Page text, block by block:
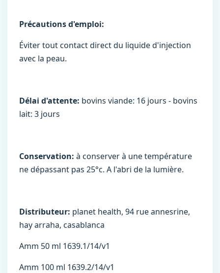
Précautions d'emploi:
Éviter tout contact direct du liquide d'injection
avec la peau.
Délai d'attente: bovins viande: 16 jours - bovins
lait: 3 jours
Conservation: à conserver à une température
ne dépassant pas 25°c. A l'abri de la lumière.
Distributeur: planet health, 94 rue annesrine,
hay arraha, casablanca
Amm 50 ml 1639.1/14/v1
Amm 100 ml 1639.2/14/v1